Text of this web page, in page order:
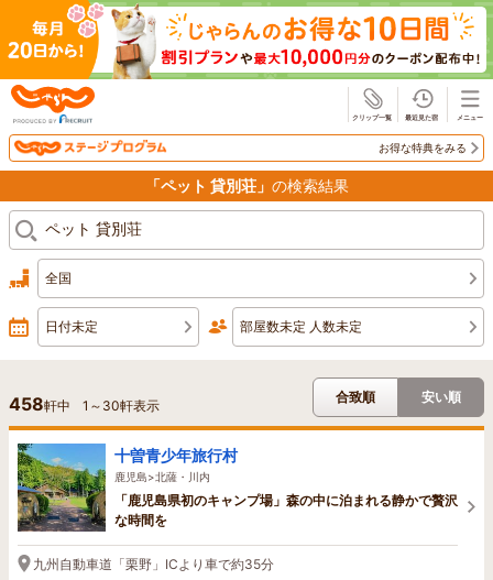
お得な特典をみる
「ペット 貸別荘」 の検索結果
全国
日付未定 部屋数未定 人数未定
458軒中 1 ～ 30軒表示
合致順 安い順
十曽青少年旅行村
鹿児島>北薩・川内
「鹿児島県初のキャンプ場」森の中に泊まれる静かで贅沢
な時間を
九州自動車道「栗野」ICより車で約35分